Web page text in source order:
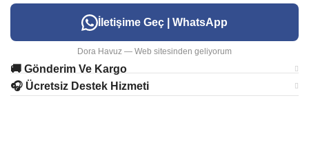
İletişime Geç | WhatsApp
Dora Havuz — Web sitesinden geliyorum
🚚 Gönderim Ve Kargo
🎧 Ücretsiz Destek Hizmeti